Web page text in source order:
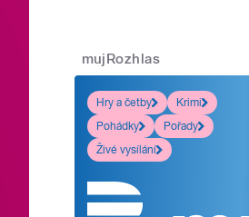
mujRozhlas
Hry a četby
Krimi
Pohádky
Pořady
Živé vysílání